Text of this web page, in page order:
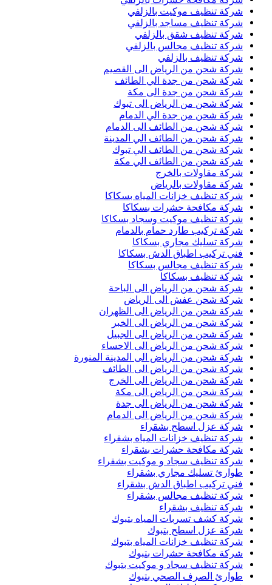
شركة تنظيف موكيت بالزلفي
شركة تنظيف مساجد بالزلفي
شركة تنظيف شقق بالزلفي
شركة تنظيف مجالس بالزلفي
شركة تنظيف بالزلفي
شركة شحن من الرياض الى القصيم
شركة شحن من جدة الي الطائف
شركة شحن من جدة الى مكة
شركة شحن من الرياض الى تبوك
شركة شحن من جدة الي الدمام
شركة شحن من الطائف الى الدمام
شركة شحن من الطائف الي المدينة
شركة شحن من الطائف الي تبوك
شركة شحن من الطائف الي مكة
شركة مقاولات بالخرج
شركة مقاولات بالرياض
شركة تنظيف خزانات المياه بسكاكا
شركة مكافحة حشرات بسكاكا
شركة تنظيف موكيت وسجاد بسكاكا
شركة تركيب طارد حمام بالدمام
شركة تسليك مجاري بسكاكا
فني تركيب اطباق الدش بسكاكا
شركة تنظيف مجالس بسكاكا
شركة تنظيف بسكاكا
شركة شحن من الرياض الى الباحة
شركة شحن عفش الى الرياض
شركة شحن من الرياض الى الظهران
شركة شحن من الرياض الى الخبر
شركة شحن من الرياض الى الجبيل
شركة شحن من الرياض الى الاحساء
شركة شحن من الرياض الى المدينة المنورة
شركة شحن من الرياض الى الطائف
شركة شحن من الرياض الى الخرج
شركة شحن من الرياض الى مكة
شركة شحن من الرياض الى جدة
شركة شحن من الرياض الى الدمام
شركة عزل اسطح بشقراء
شركة تنظيف خزانات المياه بشقراء
شركة مكافحة حشرات بشقراء
شركة تنظيف سجاد و موكيت بشقراء
طوارئ تسليك مجاري بشقراء
فني تركيب اطباق الدش بشقراء
شركة تنظيف مجالس بشقراء
شركة تنظيف بشقراء
شركة كشف تسربات المياه بتبوك
شركة عزل اسطح بتبوك
شركة تنظيف خزانات المياه بتبوك
شركة مكافحة حشرات بتبوك
شركة تنظيف سجاد و موكيت بتبوك
طوارئ الصرف الصحي بتبوك